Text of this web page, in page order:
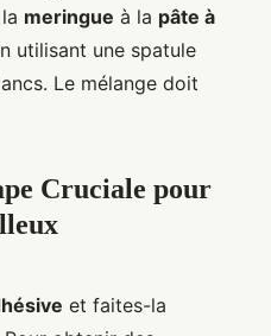
meringue à la pâte à
utilisant une spatule
Le mélange doit
Cruciale pour
et faites-la